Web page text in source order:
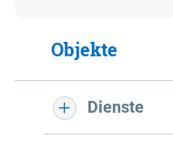
Objekte
Dienste